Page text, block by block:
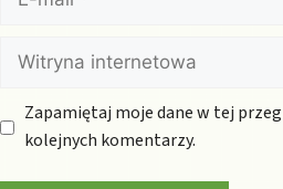
mail
Witryna
internetowa
Zapamiętaj moje dane w tej
kolejnych komentarzy.